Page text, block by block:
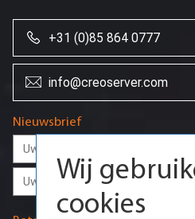
+31 (0)85 864 0777
info@creoserver.com
Nieuwsbrief
Wij
cookies
Door onze website te
gaat u akkoord met het
die nodig zijn voor de
basisfuncties van de